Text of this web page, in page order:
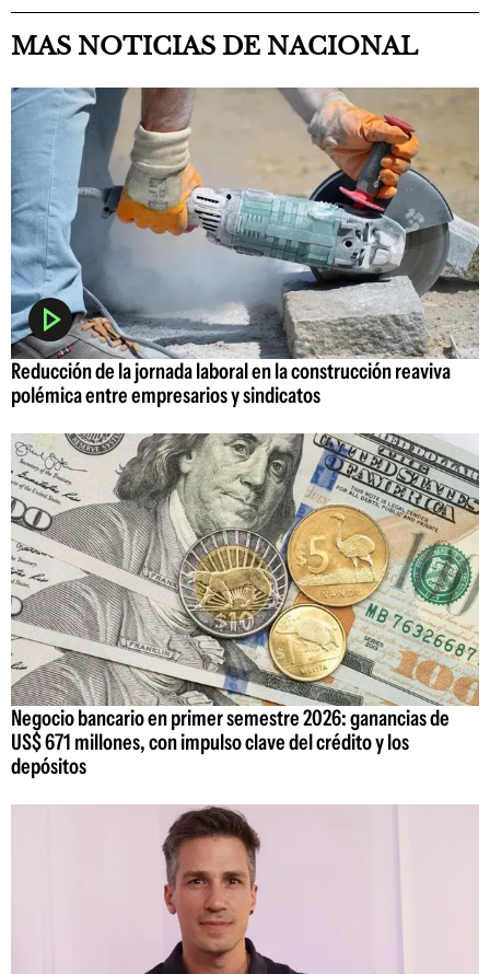
MAS NOTICIAS DE NACIONAL
Reducción de la jornada laboral en la construcción reaviva
polémica entre empresarios y sindicatos
Negocio bancario en primer semestre 2026: ganancias de
US$ 671 millones, con impulso clave del crédito y los
depósitos